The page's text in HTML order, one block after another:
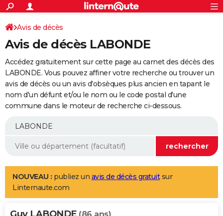
ACTUALITÉS
Politique
Société
Faits Divers
Education
Monde
Villes
+
SPORT
Coupe du monde 2026
Football
Tennis
Cyclisme
Rugby
Forum
Programme TV
TNTStreaming
Cinéma
Sorties cinéma
Musique
+
FINANCE
Retraite
Epargne
Immobilier
Risques naturels par ville
Banque
Assurance
AUTO
Essais
Réserver un essai
Citadines
Berlines
SUV
Forum auto
+
Mobiles
Meilleur smartphone
Internet
Ordinateurs
Jeux vidéo
Guide high-tech
Aménagement intérieur
LIFESTYLE
Art de vivre
Bien-être
Loisirs
Mode
Modes de vie
Alimentation
Guide de la santé
Maladies
Médicaments
Sommeil
Avis de décès
Avis de décès LABONDE
Accédez gratuitement sur cette page au carnet des décès des
LABONDE. Vous pouvez affiner votre recherche ou trouver un
avis de décès ou un avis d'obsèques plus ancien en tapant le
nom d'un défunt et/ou le nom ou le code postal d'une
commune dans le moteur de recherche ci-dessous.
NOUVEAU : publiez un avis de décès gratuitsur
Linternaute.com